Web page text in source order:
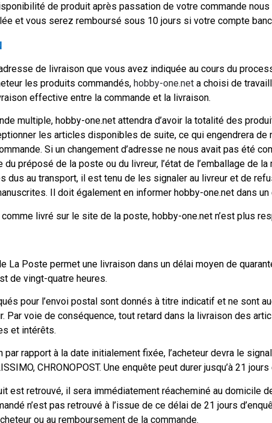
de produit après passation de votre commande
et vous serez remboursé sous 10 jours si votre compte
de livraison que vous avez indiquée au cours du
les produits commandés,hobby-one.net a choisi de
effective entre la commande et la livraison.
multiple, hobby-one.net attendra d’avoir la totalité des
les articles disponibles de suite, ce qui engendrera
Si un changement d’adresse ne nous avait pas été
du préposé de la poste ou du livreur, l’état de l’emballage de
dus au transport, il est tenu de les signaler au livreur et de
Il doit également en informer hobby-one.net dans
livré sur le site de la poste, hobby-one.net n’est plus
La Poste permet une livraison dans un délai moyen de
de vingt-quatre heures.
pour l’envoi postal sont donnés à titre indicatif et ne sont
Par voie de conséquence, tout retard dans la livraison des
et intérêts.
par rapport à la date initialement fixée, l’acheteur devra le
CHRONOPOST. Une enquête peut durer jusqu’à 21 jours
est retrouvé, il sera immédiatement réacheminé au domicile
n’est pas retrouvé à l’issue de ce délai de 21 jours
ou au remboursement de la commande.